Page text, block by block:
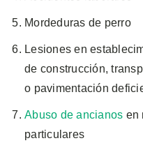
Mordeduras de perro
Lesiones en
de construcción,
o pavimentación
Abuso de ancianos en
particulares